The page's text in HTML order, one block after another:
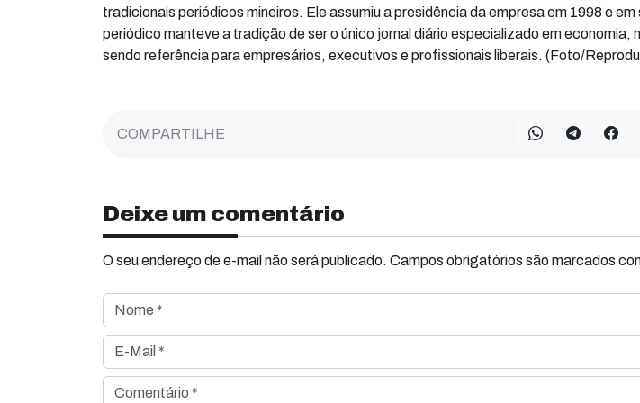
tradicionais periódicos mineiros. Ele assumiu a presidência da empresa em 1998 e
periódico manteve a tradição de ser o único jornal diário especializado em economia,
sendo referência para empresários, executivos e profissionais liberais. (Foto/
COMPARTILHE
Deixe um comentário
O seu endereço de e-mail não será publicado. Campos obrigatórios são marcados
Nome *
E-Mail *
Comentário *